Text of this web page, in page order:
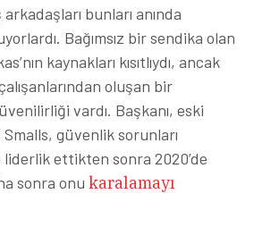
bunları anında
Bağımsız bir sendika olan
kaynakları kısıtlıydı, ancak
oluşan bir
vardı. Başkanı, eski
Smalls, güvenlik sorunları
ettikten sonra 2020’de
sonra onu karalamayı